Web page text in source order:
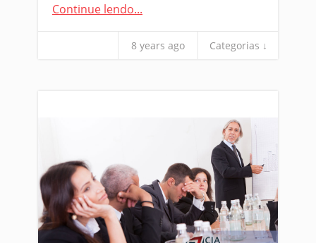
Continue lendo...
8 years ago Categorias ↓